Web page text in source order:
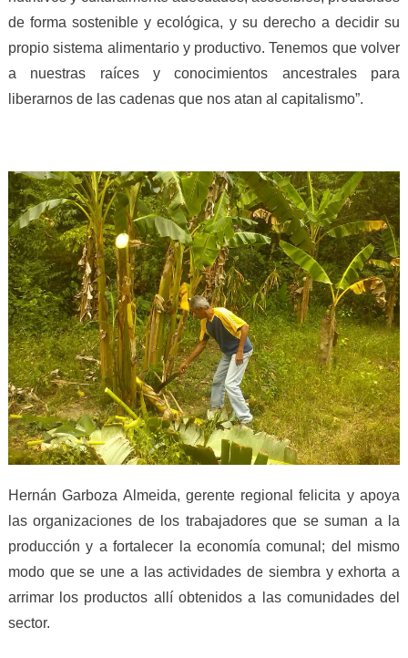
de forma sostenible y ecológica, y su derecho a decidir su
propio sistema alimentario y productivo. Tenemos que volver
a nuestras raíces y conocimientos ancestrales para
liberarnos de las cadenas que nos atan al capitalismo”.
Hernán Garboza Almeida, gerente regional felicita y apoya
las organizaciones de los trabajadores que se suman a la
producción y a fortalecer la economía comunal; del mismo
modo que se une a las actividades de siembra y exhorta a
arrimar los productos allí obtenidos a las comunidades del
sector.